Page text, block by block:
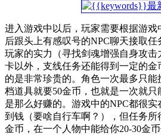
进入游戏中以后，玩家需要根据游
后跟头上有感叹号的NPC聊天接取
玩家的实力（寻找剑魂增强自身攻
卡以外，支线任务还能得到一定的
的是非常珍贵的。角色一次最多只能
档道具就要50金币，也就是一次就
是那么好赚的。游戏中的NPC都很
到钱（要啥自行车啊？），但任务
金币，在一个人物中能给你20-30金